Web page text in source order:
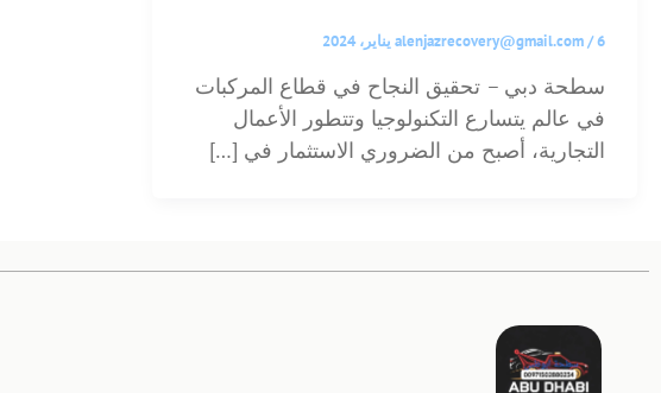
alenjazrecovery@gmail.com/6 يناير، 2024
سطحة دبي – تحقيق النجاح في قطاع المركبات
في عالم يتسارع التكنولوجيا وتتطور الأعمال
التجارية، أصبح من الضروري الاستثمار في […]